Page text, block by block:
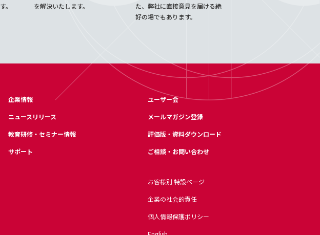
。
を解決いたします。
た、弊社に直接意見を届ける絶
好の場でもあります。
企業情報
ニュースリリース
教育研修・セミナー情報
サポート
ユーザー会
メールマガジン登録
評価版・資料ダウンロード
ご相談・お問い合わせ
お客様別 特設ページ
企業の社会的責任
個人情報保護ポリシー